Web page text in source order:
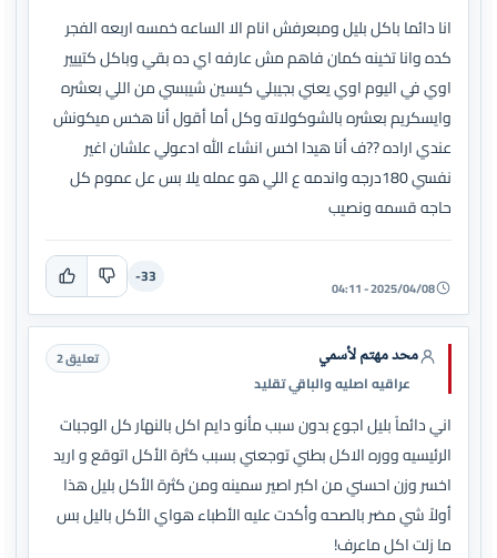
انا دائما باكل بليل ومبعرفش انام الا الساعه خمسه اربعه الفجر
كده وانا تخينه كمان فاهم مش عارفه اي ده بقي وباكل كتييير
اوي في اليوم اوي يعني بجيبلي كيسين شيبسي من اللي بعشره
وايسكريم بعشره بالشوكولاته وكل أما أقول أنا هخس ميكونش
عندي اراده ??ف أنا هيدا اخس انشاء الله ادعولي علشان اغير
نفسي 180درجه واندمه ع اللي هو عمله يلا بس عل عموم كل
حاجه قسمه ونصيب
2025/04/08 - 04:11
-33
محد مهتم لأسمي
عراقيه اصليه والباقي تقليد
تعليق 2
اني دائماً بليل اجوع بدون سبب مأنو دايم اكل بالنهار كل الوجبات
الرئيسيه ووره الاكل بطني توجعني بسبب كثرة الأكل اتوقع و اريد
اخسر وزن احسني من اكبر اصير سمينه ومن كثرة الأكل بليل هذا
أولاً شي مضر بالصحه وأكدت عليه الأطباء هواي الأكل باليل بس
ما زلت اكل ماعرف!